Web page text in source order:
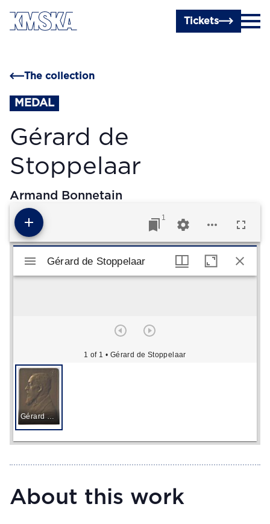
Skip to main content
Tickets
The collection
MEDAL
Gérard de
Stoppelaar
Armand Bonnetain
1
Mirador viewer
Gérard de Stoppelaar
1 of 1 • Gérard de Stoppelaar
Gérard de Stoppelaar
Gérard de Stoppelaar
About this work